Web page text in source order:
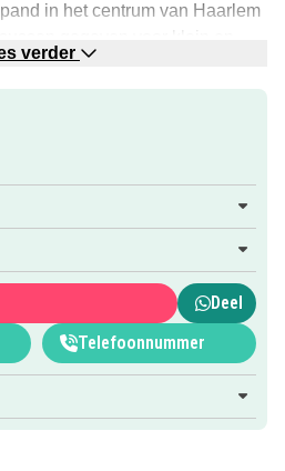
in het centrum van Haarlem
fotografie, dans, theater,
filosofie, schrijven, talen
(vanaf 2 jaar). Kinderen
het muziekinstrument van hun
op zangles of deelnemen aan
is er theaterles, tekenles en
van diverse leeftijden.
button het complete
van proeflessen.
verder
Deel
Telefoonnummer